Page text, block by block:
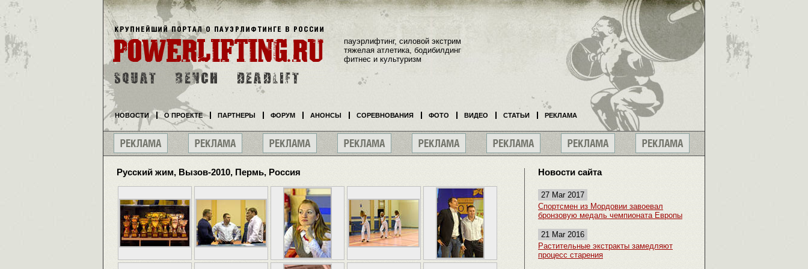
Русский жим, Вызов-2010, Пермь, Россия Новости сайта
27 Mar 2017
Спортсмен из Мордовии завоевал
бронзовую медаль чемпионата Европы
21 Mar 2016
Растительные экстракты замедляют
процесс старения
пауэрлифтинг, силовой экстрим
тяжелая атлетика, бодибилдинг
фитнес и культуризм
НОВОСТИ О ПРОЕКТЕ ПАРТНЕРЫ ФОРУМ АНОНСЫ СОРЕВНОВАНИЯ ФОТО ВИДЕО СТАТЬИ РЕКЛАМА